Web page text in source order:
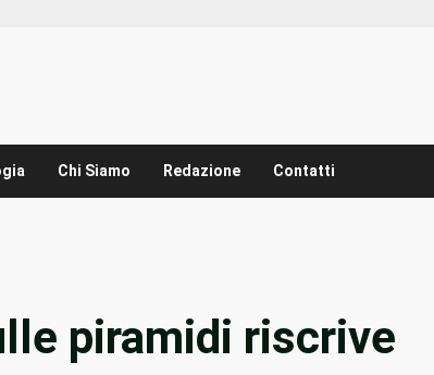
Chi Siamo Redazione Contatti
piramidi riscrive